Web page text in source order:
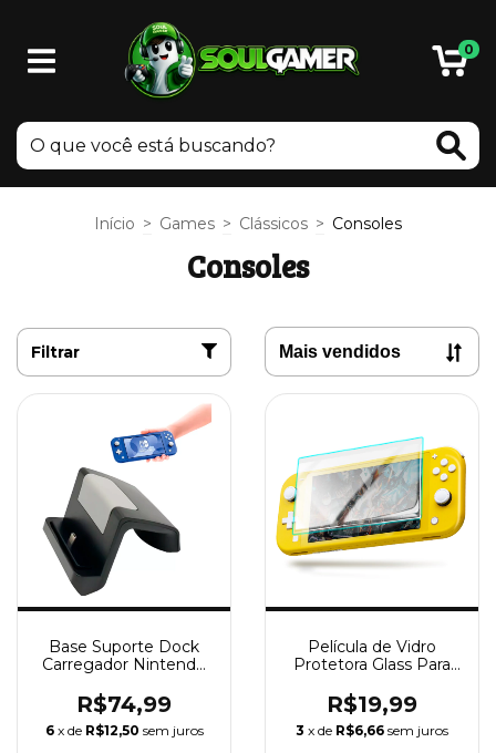
0
Início > Games > Clássicos > Consoles
Consoles
Filtrar
Base Suporte Dock
Carregador Nintendo
R$74,99
6 x de R$12,50 sem juros
Película de Vidro
Protetora Glass Para
R$19,99
3 x de R$6,66 sem juros